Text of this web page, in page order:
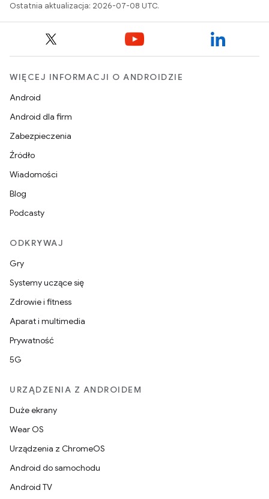
Ostatnia aktualizacja: 2026-07-08 UTC.
WIĘCEJ INFORMACJI O ANDROIDZIE
Android
Android dla firm
Zabezpieczenia
Źródło
Wiadomości
Blog
Podcasty
ODKRYWAJ
Gry
Systemy uczące się
Zdrowie i fitness
Aparat i multimedia
Prywatność
5G
URZĄDZENIA Z ANDROIDEM
Duże ekrany
Wear OS
Urządzenia z ChromeOS
Android do samochodu
Android TV